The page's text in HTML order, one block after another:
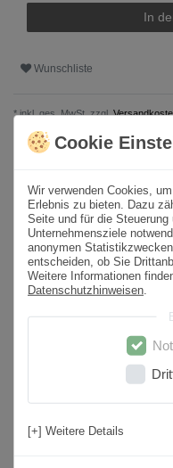
In
Wunschliste
* inkl. ges. MwSt. zzgl.
Format 60x60 cm
Paketinhalt 1,44 m² /4
Sortierung 1. Wahl
Feinsteinzeug
Rutschfestigkeit
Cookie
Wir verwenden Cookies,
Erlebnis zu bieten. Dazu
Seite und für die
Unternehmensziele
anonymen
entscheiden, ob Sie
Weitere Informationen
Datenschutzhinweisen
[+] Weitere Details